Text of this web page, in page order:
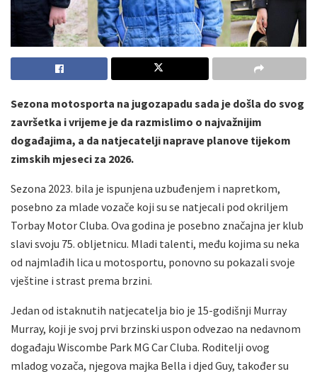
Sezona motosporta na jugozapadu sada je došla do svog
završetka i vrijeme je da razmislimo o najvažnijim
događajima, a da natjecatelji naprave planove tijekom
zimskih mjeseci za 2026.
Sezona 2023. bila je ispunjena uzbuđenjem i napretkom,
posebno za mlade vozače koji su se natjecali pod okriljem
Torbay Motor Cluba. Ova godina je posebno značajna jer klub
slavi svoju 75. obljetnicu. Mladi talenti, među kojima su neka
od najmlađih lica u motosportu, ponovno su pokazali svoje
vještine i strast prema brzini.
Jedan od istaknutih natjecatelja bio je 15-godišnji Murray
Murray, koji je svoj prvi brzinski uspon odvezao na nedavnom
događaju Wiscombe Park MG Car Cluba. Roditelji ovog
mladog vozača, njegova majka Bella i djed Guy, također su